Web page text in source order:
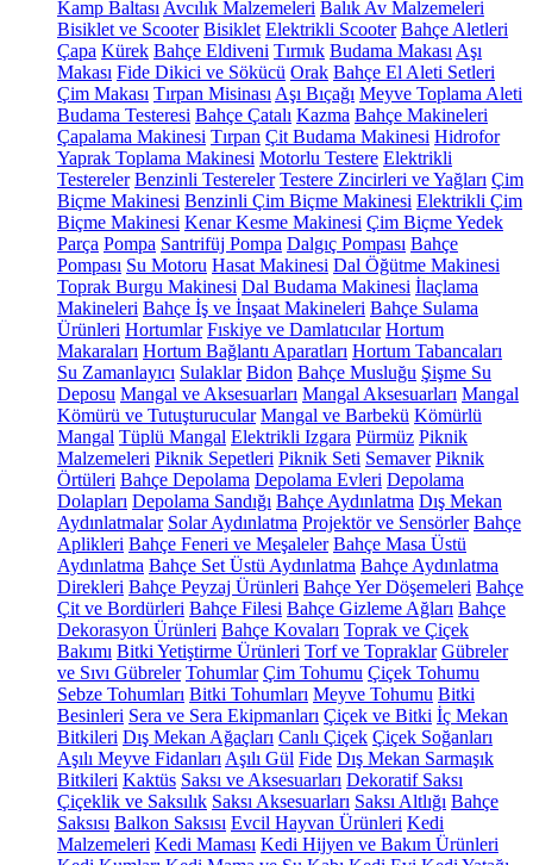
Kamp Baltası Avcılık Malzemeleri Balık Av Malzemeleri
Bisiklet ve Scooter Bisiklet Elektrikli Scooter Bahçe Aletleri
Çapa Kürek Bahçe Eldiveni Tırmık Budama Makası Aşı
Makası Fide Dikici ve Sökücü Orak Bahçe El Aleti Setleri
Çim Makası Tırpan Misinası Aşı Bıçağı Meyve Toplama Aleti
Budama Testeresi Bahçe Çatalı Kazma Bahçe Makineleri
Çapalama Makinesi Tırpan Çit Budama Makinesi Hidrofor
Yaprak Toplama Makinesi Motorlu Testere Elektrikli
Testereler Benzinli Testereler Testere Zincirleri ve Yağları Çim
Biçme Makinesi Benzinli Çim Biçme Makinesi Elektrikli Çim
Biçme Makinesi Kenar Kesme Makinesi Çim Biçme Yedek
Parça Pompa Santrifüj Pompa Dalgıç Pompası Bahçe
Pompası Su Motoru Hasat Makinesi Dal Öğütme Makinesi
Toprak Burgu Makinesi Dal Budama Makinesi İlaçlama
Makineleri Bahçe İş ve İnşaat Makineleri Bahçe Sulama
Ürünleri Hortumlar Fıskiye ve Damlatıcılar Hortum
Makaraları Hortum Bağlantı Aparatları Hortum Tabancaları
Su Zamanlayıcı Sulaklar Bidon Bahçe Musluğu Şişme Su
Deposu Mangal ve Aksesuarları Mangal Aksesuarları Mangal
Kömürü ve Tutuşturucular Mangal ve Barbekü Kömürlü
Mangal Tüplü Mangal Elektrikli Izgara Pürmüz Piknik
Malzemeleri Piknik Sepetleri Piknik Seti Semaver Piknik
Örtüleri Bahçe Depolama Depolama Evleri Depolama
Dolapları Depolama Sandığı Bahçe Aydınlatma Dış Mekan
Aydınlatmalar Solar Aydınlatma Projektör ve Sensörler Bahçe
Aplikleri Bahçe Feneri ve Meşaleler Bahçe Masa Üstü
Aydınlatma Bahçe Set Üstü Aydınlatma Bahçe Aydınlatma
Direkleri Bahçe Peyzaj Ürünleri Bahçe Yer Döşemeleri Bahçe
Çit ve Bordürleri Bahçe Filesi Bahçe Gizleme Ağları Bahçe
Dekorasyon Ürünleri Bahçe Kovaları Toprak ve Çiçek
Bakımı Bitki Yetiştirme Ürünleri Torf ve Topraklar Gübreler
ve Sıvı Gübreler Tohumlar Çim Tohumu Çiçek Tohumu
Sebze Tohumları Bitki Tohumları Meyve Tohumu Bitki
Besinleri Sera ve Sera Ekipmanları Çiçek ve Bitki İç Mekan
Bitkileri Dış Mekan Ağaçları Canlı Çiçek Çiçek Soğanları
Aşılı Meyve Fidanları Aşılı Gül Fide Dış Mekan Sarmaşık
Bitkileri Kaktüs Saksı ve Aksesuarları Dekoratif Saksı
Çiçeklik ve Saksılık Saksı Aksesuarları Saksı Altlığı Bahçe
Saksısı Balkon Saksısı Evcil Hayvan Ürünleri Kedi
Malzemeleri Kedi Maması Kedi Hijyen ve Bakım Ürünleri